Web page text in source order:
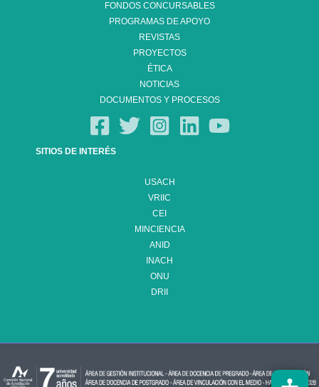
FONDOS CONCURSABLES
PROGRAMAS DE APOYO
REVISTAS
PROYECTOS
ÉTICA
NOTICIAS
DOCUMENTOS Y PROCESOS
SITIOS DE INTERÉS
USACH
VRIIC
CEI
MINCIENCIA
ANID
INACH
ONU
DRII